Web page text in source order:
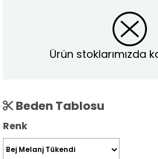
Ürün stoklarımızda
Beden Tablosu
Renk